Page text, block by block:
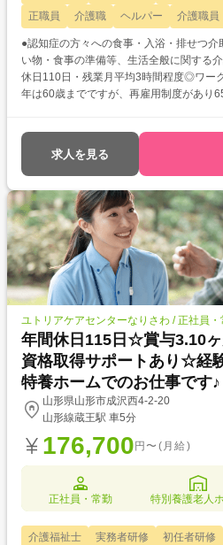
正職員
介護職 ヘルパー 介護職員
●認知症の方々への食事・入浴・排せつ
い物・食事の準備等、生活全般に関する
休日110日・残業月平均3時間程度◎ワー
年は60歳までですが、再雇用制度があり
求人を見る
ユトリアケアセンターなりさわ / 正社員
年間休日115日☆賞与3.10
資格取得サポートあり☆経
特養ホームでのお仕事です♪
山形県山形市成沢西4-2-20
山形線蔵王駅 車5分
176,700 円〜(月給)
正社員・常勤 特別養護老人
介護福祉士 実務者研修 初任者研修